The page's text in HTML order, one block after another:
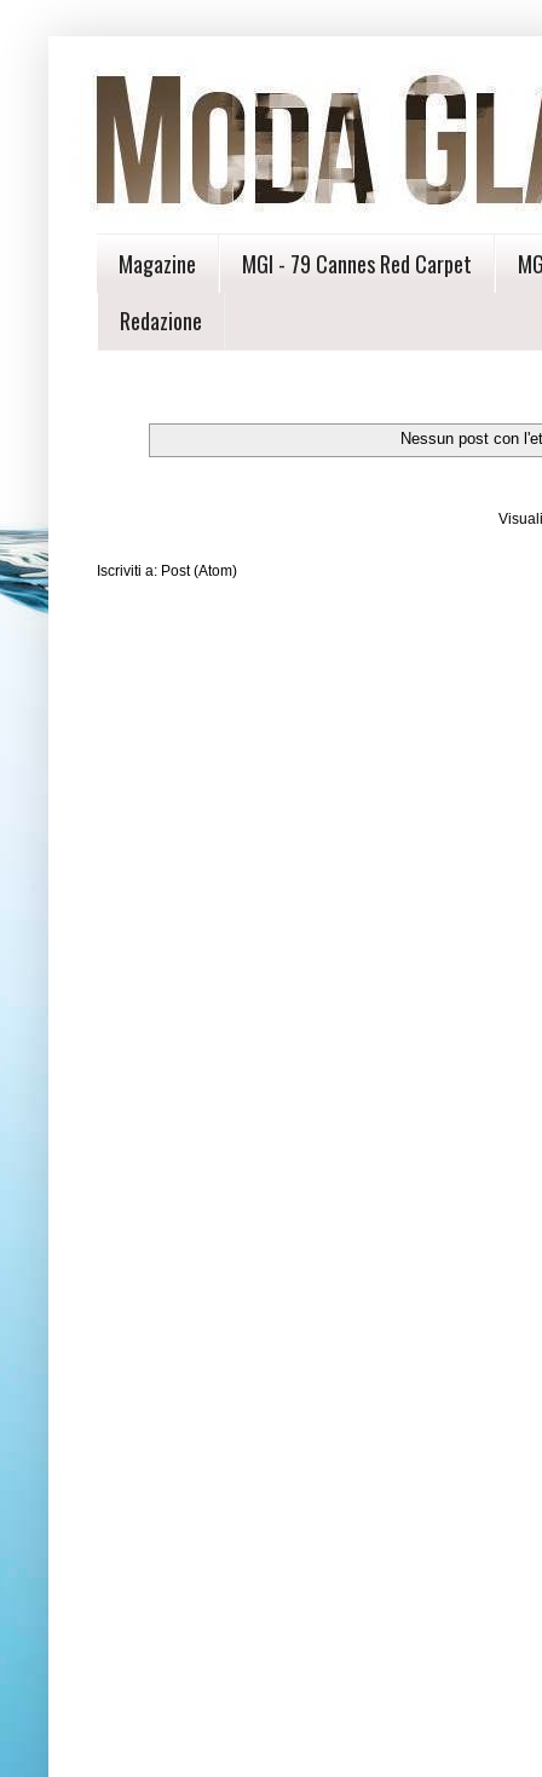
Magazine MGI - 79 Cannes Red Carpet
Redazione
Nessun post con
Iscriviti a: Post (Atom)